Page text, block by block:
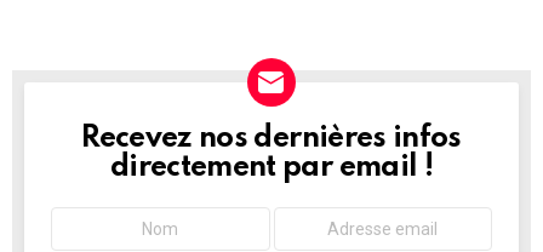
NEWSLETTER
Recevez nos dernières infos
directement par email !